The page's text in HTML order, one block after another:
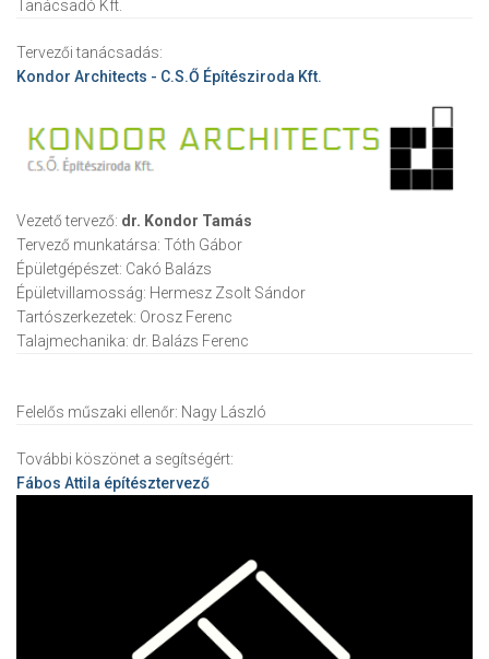
Tanácsadó Kft.
Tervezői tanácsadás:
Kondor Architects - C.S.Ő Építésziroda Kft.
Vezető tervező: dr. Kondor Tamás
Tervező munkatársa: Tóth Gábor
Épületgépészet: Cakó Balázs
Épületvillamosság: Hermesz Zsolt Sándor
Tartószerkezetek: Orosz Ferenc
Talajmechanika: dr. Balázs Ferenc
Felelős műszaki ellenőr: Nagy László
További köszönet a segítségért:
Fábos Attila építésztervező